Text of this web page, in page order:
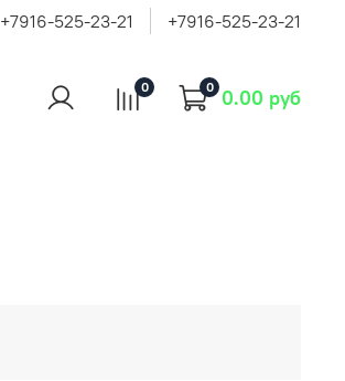
+7916-525-23-21 +7916-525-23-21
0 0 0.00 руб